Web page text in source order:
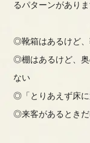
るパターンがありま
◎靴箱はあるけど
◎棚はあるけど、
ない
◎「とりあえず床
◎来客があるとき